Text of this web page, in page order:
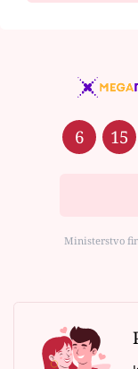
6 15
Ministerstvo